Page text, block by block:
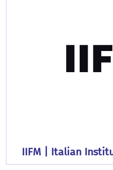
IIFM | Italian